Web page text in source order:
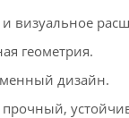
геометрия.
дизайн.